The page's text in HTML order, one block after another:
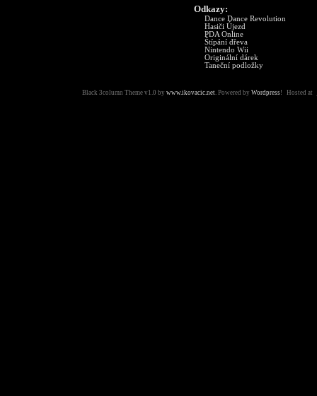
Odkazy:
Dance Dance Revolution
Hasiči Újezd
PDA Online
Štípání dřeva
Nintendo Wii
Originální dárek
Taneční podložky
Black 3column Theme v1.0 by www.ikovacic.net. Powered by Wordpress! Hosted at